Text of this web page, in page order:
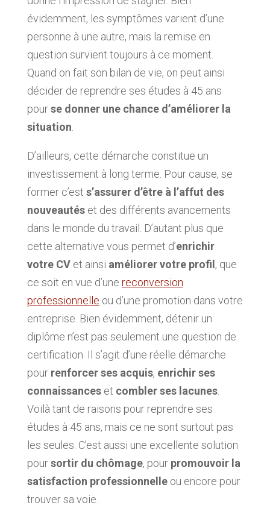
évidemment, les symptômes varient d’une
personne à une autre, mais la remise en
question survient toujours à ce moment.
Quand on fait son bilan de vie, on peut ainsi
décider de reprendre ses études à 45 ans
pourse donner une chance d’améliorer la
situation.
D’ailleurs, cette démarche constitue un
investissement à long terme. Pour cause, se
former c’est s’assurer d’être à l’affut des
nouveautéset des différents avancements
dans le monde du travail. D’autant plus que
cette alternative vous permet d’enrichir
votre CVet ainsi améliorer votre profil , que
ce soit en vue d’une reconversion
professionnelle ou d’une promotion dans votre
entreprise. Bien évidemment, détenir un
diplôme n’est pas seulement une question de
certification. Il s’agit d’une réelle démarche
pour renforcer ses acquis, enrichir ses
connaissanceset combler ses lacunes.
Voilà tant de raisons pour reprendre ses
études à 45 ans, mais ce ne sont surtout pas
les seules. C’est aussi une excellente solution
poursortir du chômage, pourpromouvoir la
satisfaction professionnelleou encore pour
trouver sa voie.